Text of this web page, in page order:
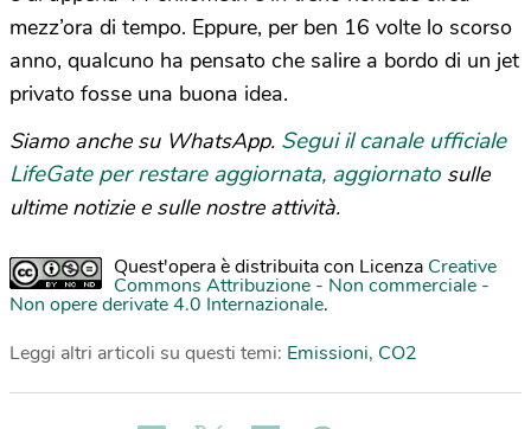
mezz’ora di tempo. Eppure, per ben 16 volte lo scorso
anno, qualcuno ha pensato che salire a bordo di un jet
privato fosse una buona idea.
Siamo anche su WhatsApp. Segui il canale ufficiale
LifeGate per restare aggiornata, aggiornato sulle
ultime notizie e sulle nostre attività.
Quest'opera è distribuita con Licenza Creative
Commons Attribuzione - Non commerciale -
Non opere derivate 4.0 Internazionale.
Leggi altri articoli su questi temi: Emissioni, CO2